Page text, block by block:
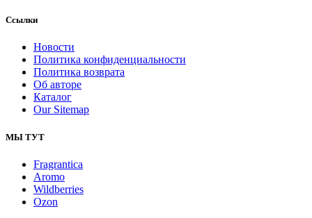
Ссылки
Новости
Политика конфиденциальности
Политика возврата
Об авторе
Каталог
Our Sitemap
МЫ ТУТ
Fragrantica
Aromo
Wildberries
Ozon